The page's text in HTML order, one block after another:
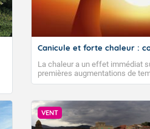
Canicule et forte chaleur :
La chaleur a un effet immédiat
premières augmentations de
VENT